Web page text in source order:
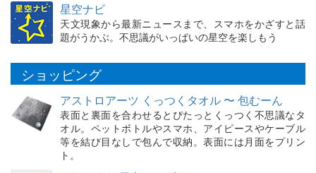
星空ナビ
天文現象から最新ニュースまで、スマホをかざすと話
題がうかぶ。不思議がいっぱいの星空を楽しもう
ショッピング
アストロアーツ くっつくタオル 〜 包むーん
表面と裏面を合わせるとぴたっとくっつく不思議なタ
オル。ペットボトルやスマホ、アイピースやケーブル
等を結び目なしで包んで収納。表面には月面をプリン
ト。